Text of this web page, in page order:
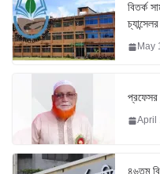
বিতর্ক
চ্যান্সেলর
May
প্রফেসর
April
৪৬তম